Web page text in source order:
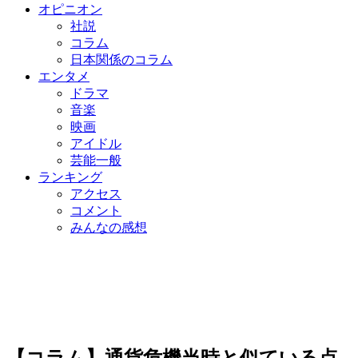
オピニオン
社説
コラム
日本関係のコラム
エンタメ
ドラマ
音楽
映画
アイドル
芸能一般
ランキング
アクセス
コメント
みんなの感想